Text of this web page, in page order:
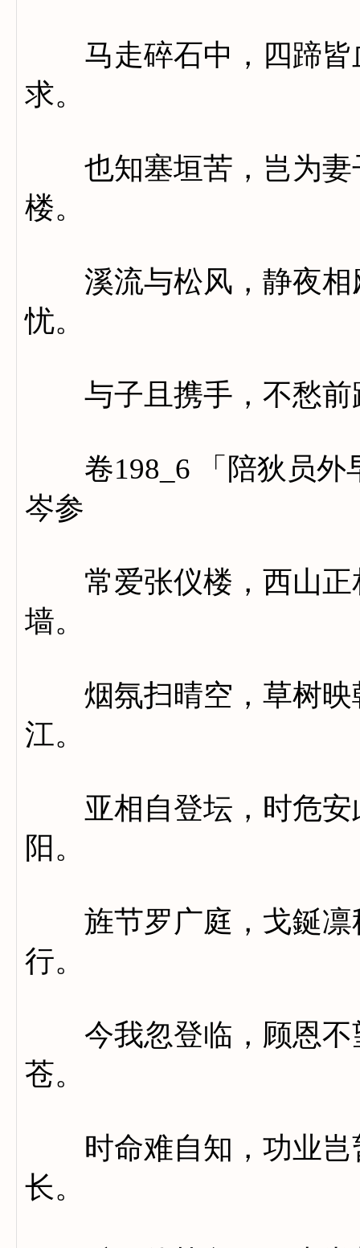
马走碎石中，四蹄皆
求。
也知塞垣苦，岂为妻
楼。
溪流与松风，静夜相
忧。
与子且携手，不愁前
卷198_6 「陪狄员外
岑参
常爱张仪楼，西山正
墙。
烟氛扫晴空，草树映
江。
亚相自登坛，时危安
阳。
旌节罗广庭，戈鋋凛
行。
今我忽登临，顾恩不
苍。
时命难自知，功业岂
长。